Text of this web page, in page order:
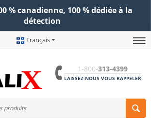
% canadienne, 100 % dédiée à la
détection
Français
1-800-313-4399
LAISSEZ-NOUS VOUS RAPPELER